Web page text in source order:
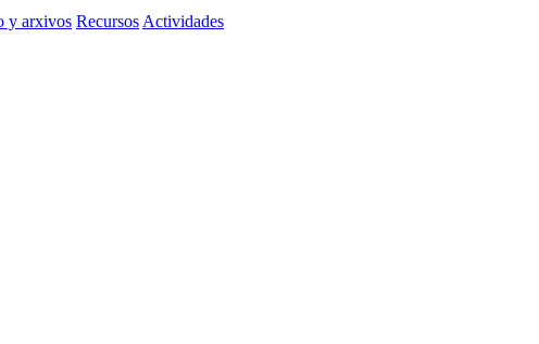
y arxivos Recursos Actividades